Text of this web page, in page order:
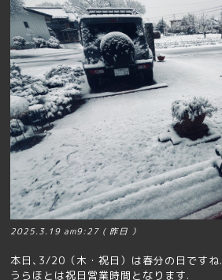
2025.3.19 am9:27 ( 昨日 ）
本日､3/20（木・祝日）は春分の日ですね.
うらほとは祝日営業時間となります.